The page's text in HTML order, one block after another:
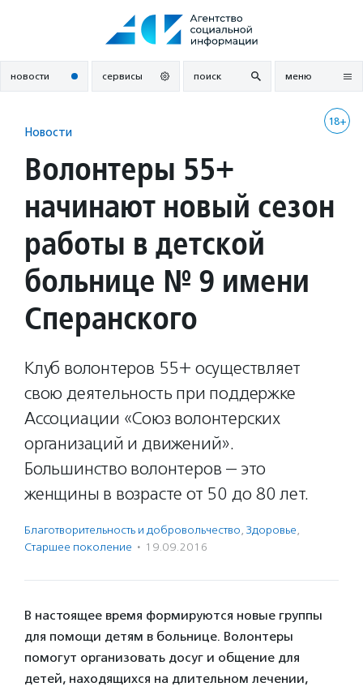
новости сервисы поиск меню
18+
Новости
Волонтеры 55+
начинают новый сезон
работы в детской
больнице № 9 имени
Сперанского
Клуб волонтеров 55+ осуществляет
свою деятельность при поддержке
Ассоциации «Союз волонтерских
организаций и движений».
Большинство волонтеров — это
женщины в возрасте от 50 до 80 лет.
Благотвори­тель­ность и доброволь­чест­во, Здоровье,
Старшее поколение · 19.09.2016
В настоящее время формируются новые группы
для помощи детям в больнице. Волонтеры
помогут организовать досуг и общение для
детей, находящихся на длительном лечении,